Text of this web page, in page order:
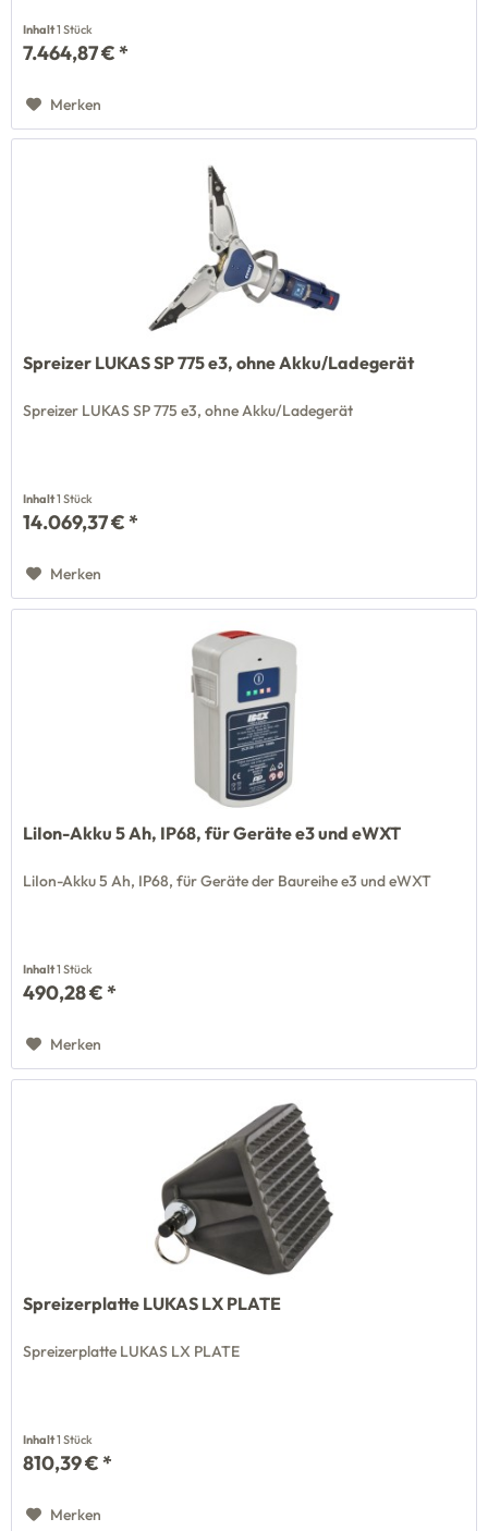
Inhalt1 Stück
7.464,87 € *
Merken
Spreizer LUKAS SP 775 e3, ohne Akku/Ladegerät
Spreizer LUKAS SP 775 e3, ohne Akku/Ladegerät
Inhalt1 Stück
14.069,37 € *
Merken
LiIon-Akku 5 Ah, IP68, für Geräte e3 und eWXT
LiIon-Akku 5 Ah, IP68, für Geräte der Baureihe e3 und eWXT
Inhalt1 Stück
490,28 € *
Merken
Spreizerplatte LUKAS LX PLATE
Spreizerplatte LUKAS LX PLATE
Inhalt1 Stück
810,39 € *
Merken